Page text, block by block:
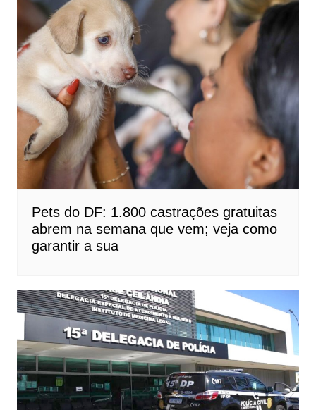
Pets do DF: 1.800 castrações gratuitas
abrem na semana que vem; veja como
garantir a sua